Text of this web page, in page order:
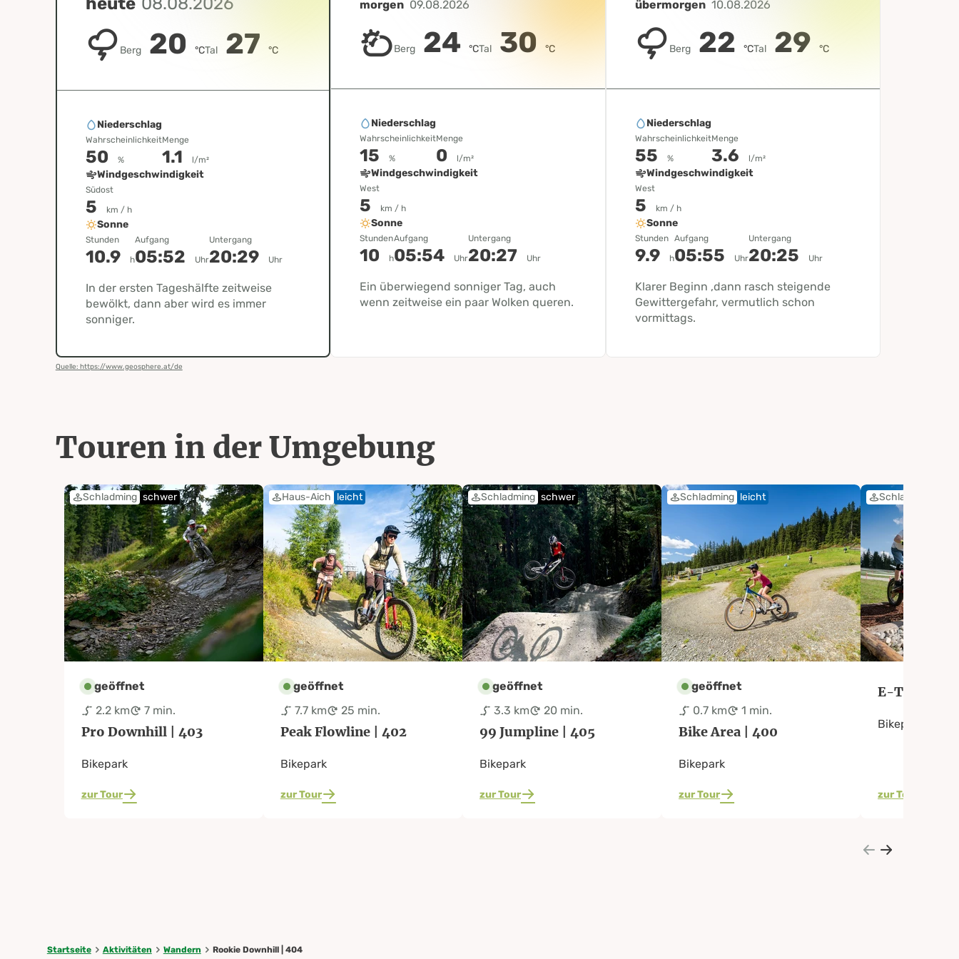
Berg 20 °CTal 27 °C
Niederschlag
Wahrscheinlichkeit
50 %
Menge
1.1 l/m²
Windgeschwindigkeit
Südost
5 km / h
Sonne
Stunden
10.9 h
Aufgang
05:52 Uhr
Untergang
20:29 Uhr
In der ersten Tageshälfte zeitweise
bewölkt, dann aber wird es immer
sonniger.
morgen 09.08.2026
Berg 24 °CTal 30 °C
Niederschlag
Wahrscheinlichkeit
15 %
Menge
0 l/m²
Windgeschwindigkeit
West
5 km / h
Sonne
Stunden
10 h
Aufgang
05:54 Uhr
Untergang
20:27 Uhr
Ein überwiegend sonniger Tag, auch
wenn zeitweise ein paar Wolken queren.
übermorgen 10.08.2026
Berg 22 °CTal 29 °C
Niederschlag
Wahrscheinlichkeit
55 %
Menge
3.6 l/m²
Windgeschwindigkeit
West
5 km / h
Sonne
Stunden
9.9 h
Aufgang
05:55 Uhr
Untergang
20:25 Uhr
Klarer Beginn ,dann rasch steigende
Gewittergefahr, vermutlich schon
vormittags.
Quelle: https://www.geosphere.at/de
Touren in der Umgebung
Schladming schwer
geöffnet
2.2 km
7 min.
Pro Downhill | 403
Bikepark
zur Tour
Haus-Aich leicht
geöffnet
7.7 km
25 min.
Peak Flowline | 402
Bikepark
zur Tour
Schladming schwer
geöffnet
3.3 km
20 min.
99 Jumpline | 405
Bikepark
zur Tour
Schladming leicht
geöffnet
0.7 km
1 min.
Bike Area | 400
Bikepark
zur Tour
Schladming
E-Trial Park
Bikepark
zur Tour
Startseite Aktivitäten Wandern Rookie Downhill | 404